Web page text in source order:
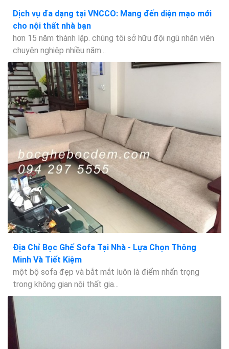
Dịch vụ đa dạng tại VNCCO: Mang đến diện mạo mới
cho nội thất nhà bạn
hơn 15 năm thành lập. chúng tôi sở hữu đội ngũ nhân viên
chuyên nghiệp nhiều năm...
Địa Chỉ Bọc Ghế Sofa Tại Nhà - Lựa Chọn Thông
Minh Và Tiết Kiệm
một bộ sofa đẹp và bắt mắt luôn là điểm nhấn trọng
trong không gian nội thất gia...